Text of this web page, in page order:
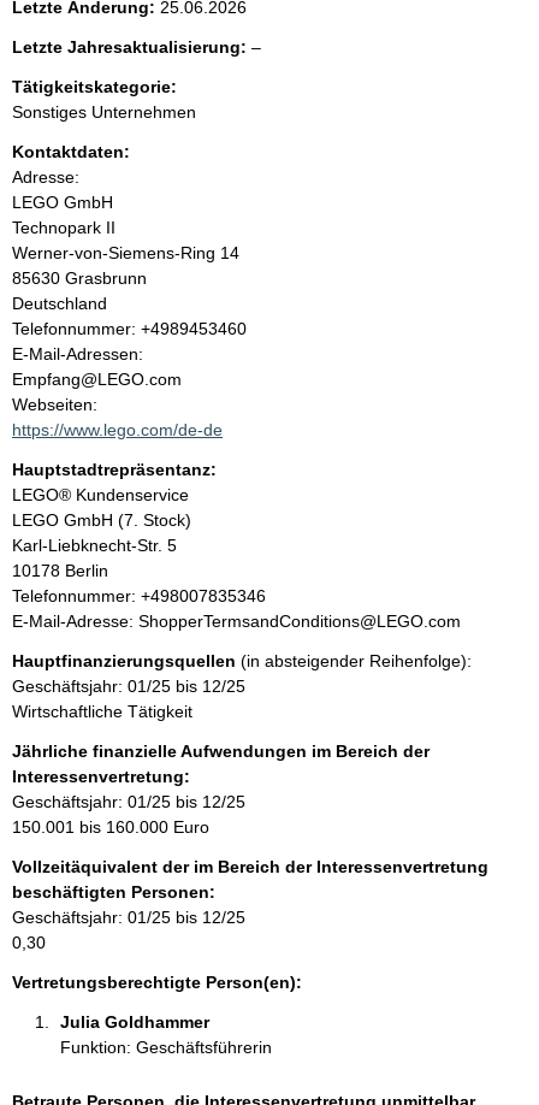
e
n
i
n
h
a
l
t
Letzte Änderung: 25.06.2026
Letzte Jahresaktualisierung: –l
Tätigkeitskategorie:
Sonstiges Unternehmen
Kontaktdaten:
Adresse:
LEGO GmbH
Technopark II
Werner-von-Siemens-Ring 14
85630 Grasbrunn
Deutschland
K
o
n
t
a
t
i
n
f
o
r
m
a
t
i
n
e
n
:
Telefonnummer: +4989453460
E-Mail-Adressen:
Empfang@LEGO.com
Webseiten:
https://www.lego.com/de-de
Hauptstadtrepräsentanz:
A
d
r
e
s
s
LEGO® Kundenservice
LEGO GmbH (7. Stock)
Karl-Liebknecht-Str. 5
10178 Berlin
K
o
t
a
k
t
i
n
f
r
m
a
t
i
:
Telefonnummer: +498007835346
E-Mail-Adresse: ShopperTermsandConditions@LEGO.com
Hauptfinanzierungsquellen (in absteigender Reihenfolge):
Geschäftsjahr: 01/25 bis 12/25
Wirtschaftliche Tätigkeit
Jährliche finanzielle Aufwendungen im Bereich der
Interessenvertretung:
Geschäftsjahr: 01/25 bis 12/25
150.001 bis 160.000 Euro
Vollzeitäquivalent der im Bereich der Interessenvertretung
beschäftigten Personen:
Geschäftsjahr: 01/25 bis 12/25
0,30
Vertretungsberechtigte Person(en):
Julia Goldhammer
Funktion: Geschäftsführerin